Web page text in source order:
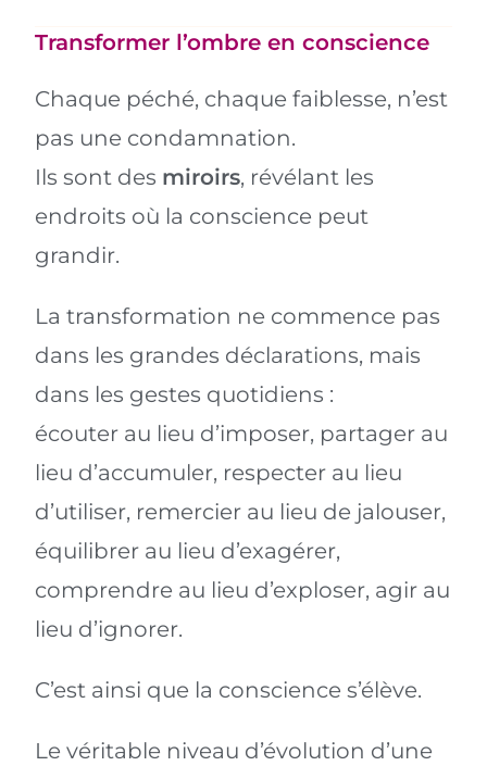
Transformer l’ombre en conscience
Chaque péché, chaque faiblesse, n’est
pas une condamnation.
Ils sont des miroirs, révélant les
endroits où la conscience peut
grandir.
La transformation ne commence pas
dans les grandes déclarations, mais
dans les gestes quotidiens :
écouter au lieu d’imposer, partager au
lieu d’accumuler, respecter au lieu
d’utiliser, remercier au lieu de jalouser,
équilibrer au lieu d’exagérer,
comprendre au lieu d’exploser, agir au
lieu d’ignorer.
C’est ainsi que la conscience s’élève.
Le véritable niveau d’évolution d’une